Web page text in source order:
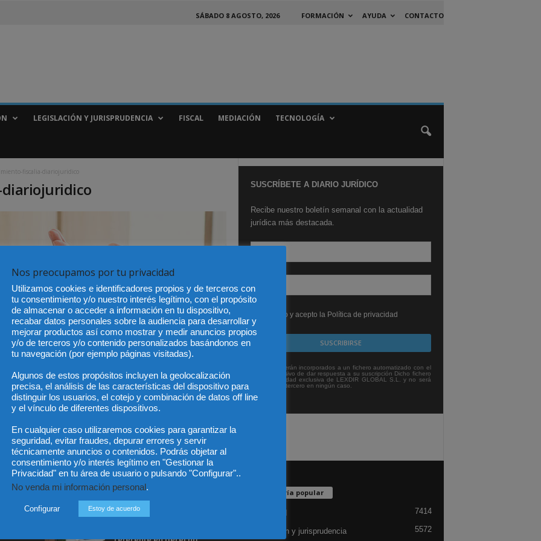
SÁBADO 8 AGOSTO, 2026 FORMACIÓN AYUDA CONTACTO
LEGISLACIÓN Y JURISPRUDENCIA FISCAL MEDIACIÓN TECNOLOGÍA
fiscalia-diariojuridico
SUSCRÍBETE A DIARIO JURÍDICO
Recibe nuestro boletín semanal con la actualidad
jurídica más destacada.
He leído y acepto la Política de privacidad
Sus datos serán incorporados a un fichero automatizado con el
objeto exclusivo de dar respuesta a su suscripción Dicho fichero
es de titularidad exclusiva de LEXDIR GLOBAL S.L. y no será
cedido a un tercero en ningún caso.
Incluso más noticias
Especialización total: por
Categoría popular
7414
Legislación y jurisprudencia 5572
Nos preocupamos por tu privacidad
Utilizamos cookies e identificadores propios y de terceros con
tu consentimiento y/o nuestro interés legítimo, con el propósito
de almacenar o acceder a información en tu dispositivo,
recabar datos personales sobre la audiencia para desarrollar y
mejorar productos así como mostrar y medir anuncios propios
y/o de terceros y/o contenido personalizados basándonos en
tu navegación (por ejemplo páginas visitadas).
Algunos de estos propósitos incluyen la geolocalización
precisa, el análisis de las características del dispositivo para
distinguir los usuarios, el cotejo y combinación de datos off line
y el vínculo de diferentes dispositivos.
En cualquier caso utilizaremos cookies para garantizar la
seguridad, evitar fraudes, depurar errores y servir
técnicamente anuncios o contenidos. Podrás objetar al
consentimiento y/o interés legítimo en "Gestionar la
Privacidad" en tu área de usuario o pulsando "Configurar"..
No venda mi información personal.
Configurar Estoy de acuerdo